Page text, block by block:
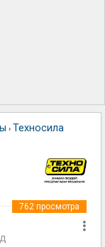
› Техносила
762 просмотра